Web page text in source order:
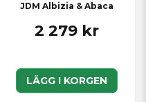
JDM Albizia & Abaca
2 279 kr
LÄGG I KORGEN